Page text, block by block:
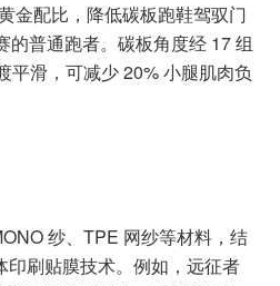
金配比，降低碳板跑鞋驾驭门
的普通跑者。碳板角度经 17 组
平滑，可减少 20% 小腿肌肉负
纱、TPE 网纱等材料，结
刷贴膜技术。例如，远征者